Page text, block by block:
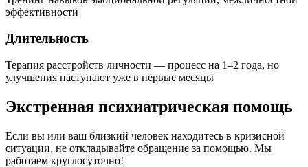
эффективности
Длительность
Терапия расстройств личности — процесс на 1–2 года, но
улучшения наступают уже в первые месяцы
Экстренная психиатрическая помощь
Если вы или ваш близкий человек находитесь в кризисной
ситуации, не откладывайте обращение за помощью. Мы
работаем круглосуточно!